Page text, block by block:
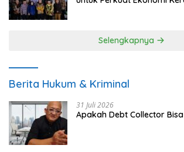
Selengkapnya
Berita Hukum & Kriminal
31 Juli 2026
Apakah Debt Collector